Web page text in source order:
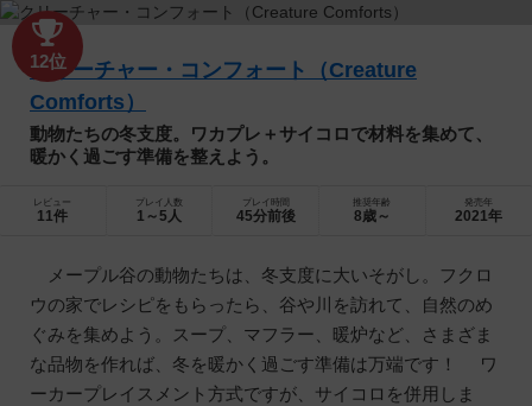
12位
クリーチャー・コンフォート（Creature
Comforts）
動物たちの冬支度。ワカプレ＋サイコロで材料を集めて、
暖かく過ごす準備を整えよう。
レビュー
11件
プレイ人数
1～5人
プレイ時間
45分前後
推奨年齢
8歳～
発売年
2021年
メープル谷の動物たちは、冬支度に大いそがし。フクロ
ウの家でレシピをもらったら、谷や川を訪れて、自然のめ
ぐみを集めよう。スープ、マフラー、暖炉など、さまざま
な品物を作れば、冬を暖かく過ごす準備は万端です！ ワ
ーカープレイスメント方式ですが、サイコロを併用しま